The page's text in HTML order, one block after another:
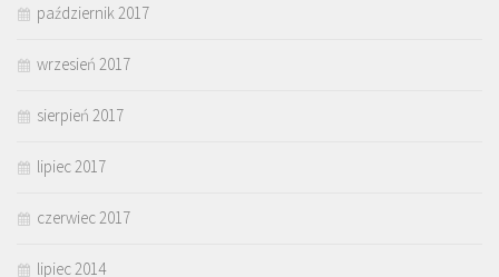
październik 2017
wrzesień 2017
sierpień 2017
lipiec 2017
czerwiec 2017
lipiec 2014